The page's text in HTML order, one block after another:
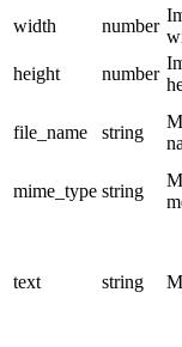
width
number
height
number
file_name string
mime_type string
text string